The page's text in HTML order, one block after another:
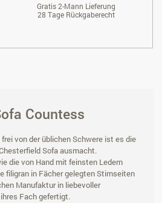
Gratis 2-Mann Lieferung
28 Tage Rückgaberecht
Countess
von der üblichen Schwere ist es die
Sofa ausmacht.
die von Hand mit feinsten Ledern
filigran in Fächer gelegten Stirnseiten
Manufaktur in liebevoller
Fach gefertigt.